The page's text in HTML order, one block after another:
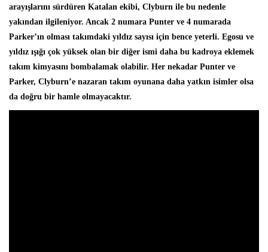
arayışlarını sürdüren Katalan ekibi, Clyburn ile bu nedenle
yakından ilgileniyor. Ancak 2 numara Punter ve 4 numarada
Parker’ın olması takımdaki yıldız sayısı için bence yeterli. Egosu ve
yıldız ışığı çok yüksek olan bir diğer ismi daha bu kadroya eklemek
takım kimyasını bombalamak olabilir. Her nekadar Punter ve
Parker, Clyburn’e nazaran takım oyunana daha yatkın isimler olsa
da doğru bir hamle olmayacaktır.